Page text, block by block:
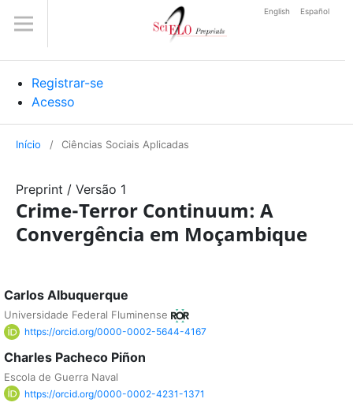
Registrar-se
Acesso
English Español
Início / Ciências Sociais Aplicadas
Preprint / Versão 1
Crime-Terror Continuum: A
Convergência em Moçambique
Carlos Albuquerque
Universidade Federal Fluminense
https://orcid.org/0000-0002-5644-4167
Charles Pacheco Piñon
Escola de Guerra Naval
https://orcid.org/0000-0002-4231-1371